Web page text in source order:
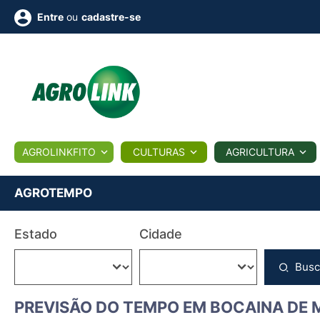
BIOLÓGICOS COTAÇÕES NOTÍCIAS
Conversor Colunistas Eventos
Vídeos
Entre ou cadastre-se
AGROLINKFITO CULTURAS AGRICULTURA
AGROTEMPO
Estado Cidade
PREVISÃO DO TEMPO EM BOCAINA DE